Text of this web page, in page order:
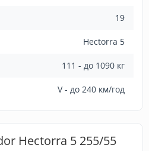
19
Hectorra 5
111 - до 1090 кг
V - до 240 км/год
Hectorra 5 255/55